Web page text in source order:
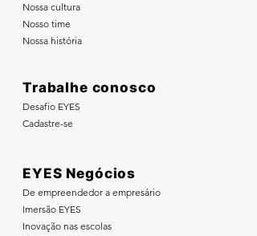
Nossa cultura
Nosso time
Nossa história
Trabalhe conosco
Desafio EYES
Cadastre-se
EYES Negócios
De empreendedor a empresário
Imersão EYES
Inovação nas escolas